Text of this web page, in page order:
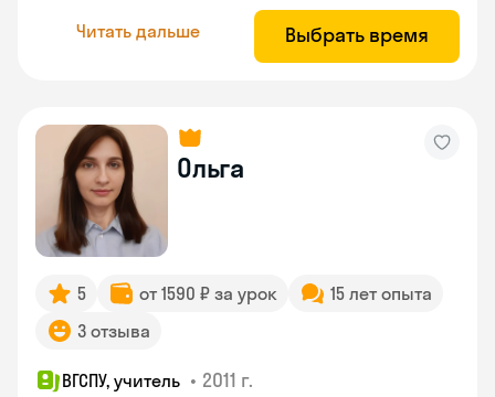
Читать дальше Выбрать время
Ольга
5 от 1590 ₽ за урок
15 лет опыта
3 отзыва
ВГСПУ, учитель • 2011 г.